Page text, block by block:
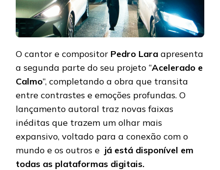
E
SENSÍVEL
O cantor e compositor Pedro Lara apresenta
a segunda parte do seu projeto “Acelerado e
Calmo”, completando a obra que transita
entre contrastes e emoções profundas. O
lançamento autoral traz novas faixas
inéditas que trazem um olhar mais
expansivo, voltado para a conexão com o
mundo e os outros e já está disponível em
todas as plataformas digitais.